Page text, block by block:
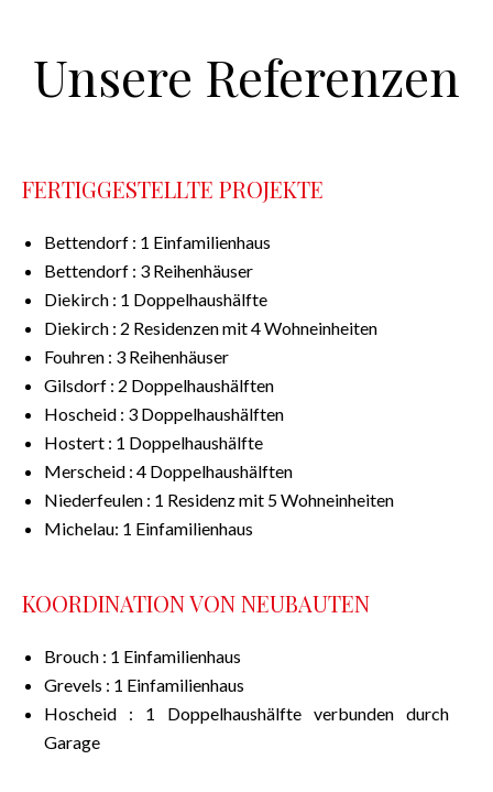
Unsere Referenzen
FERTIGGESTELLTE PROJEKTE
Bettendorf : 1 Einfamilienhaus
Bettendorf : 3 Reihenhäuser
Diekirch : 1 Doppelhaushälfte
Diekirch : 2 Residenzen mit 4 Wohneinheiten
Fouhren : 3 Reihenhäuser
Gilsdorf : 2 Doppelhaushälften
Hoscheid : 3 Doppelhaushälften
Hostert : 1 Doppelhaushälfte
Merscheid : 4 Doppelhaushälften
Niederfeulen : 1 Residenz mit 5 Wohneinheiten
Michelau: 1 Einfamilienhaus
KOORDINATION VON NEUBAUTEN
Brouch : 1 Einfamilienhaus
Grevels : 1 Einfamilienhaus
Hoscheid : 1 Doppelhaushälfte verbunden durch
Garage